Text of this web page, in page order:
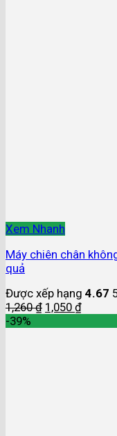
Xem Nhanh
Máy chiên chân
quả
Được xếp hạng 4.67
1,260₫ 1,050 ₫
-39%